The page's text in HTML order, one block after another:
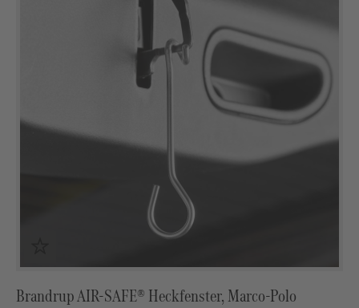
Brandrup AIR-SAFE® Heckfenster, Marco-Polo